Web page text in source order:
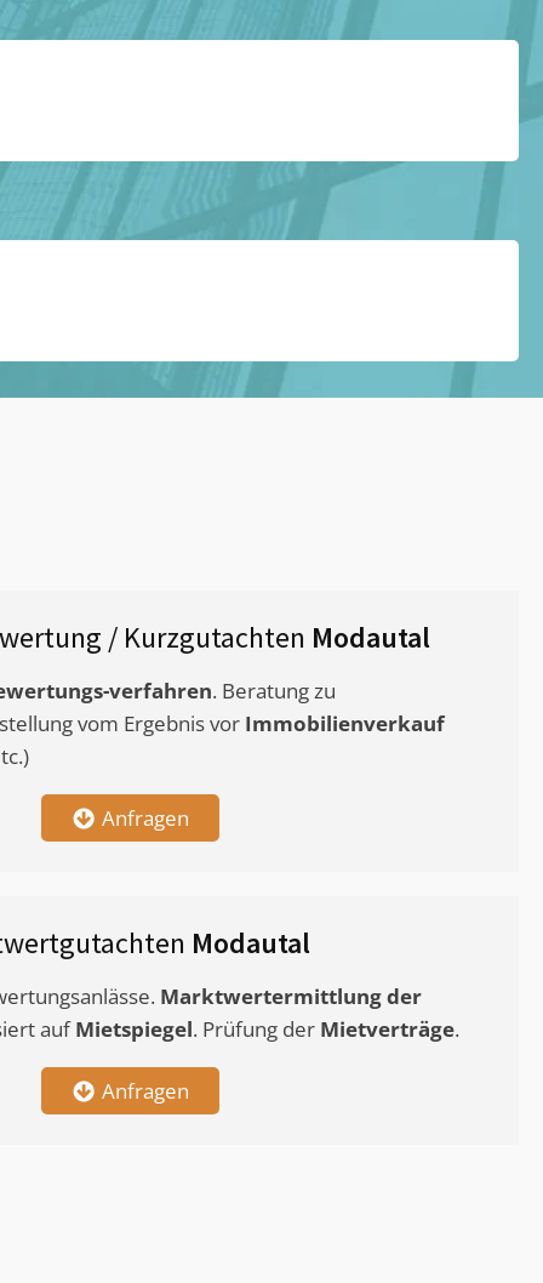
/ Kurzgutachten Modautal
verfahren. Beratung zu
vom Ergebnis vor Immobilienverkauf
Anfragen
Modautal
Marktwertermittlungder
aufMietspiegel. Prüfung der Mietverträge.
Anfragen